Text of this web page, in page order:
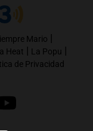
Mario |
Heat | La Popu |
de Privacidad